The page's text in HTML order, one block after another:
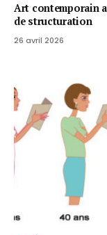
Art contemporain
de structuration
26 avril 2026